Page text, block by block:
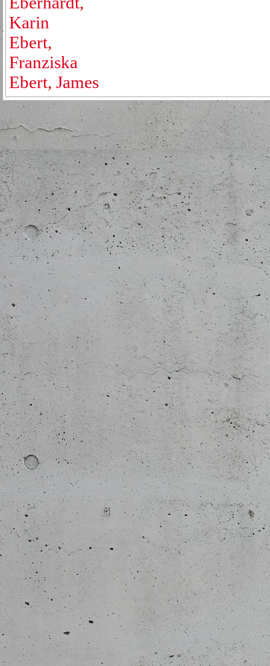
Karin
Ebert,
Franziska
Ebert, James